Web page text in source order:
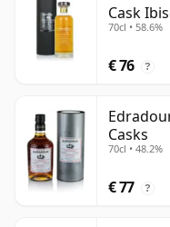
Cask
70cl • 58.6%
€ 76 ?
Casks
70cl • 48.2%
€ 77 ?